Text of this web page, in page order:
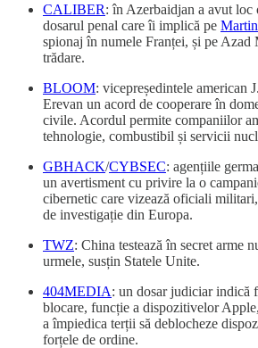
CALIBER: în Azerbaidjan a avut loc
dosarul penal care îi implică pe
spionaj în numele Franței, și pe Azad
trădare.
BLOOM: vicepreședintele american
Erevan un acord de cooperare în
civile. Acordul permite companiilor
tehnologie, combustibil și servicii
GBHACK/CYBSEC: agențiile
un avertisment cu privire la o
cibernetic care vizează oficiali
de investigație din Europa.
TWZ: China testează în secret arme
urmele, susțin Statele Unite.
404MEDIA: un dosar judiciar indică
blocare, funcție a dispozitivelor
a împiedica terții să deblocheze
forțele de ordine.